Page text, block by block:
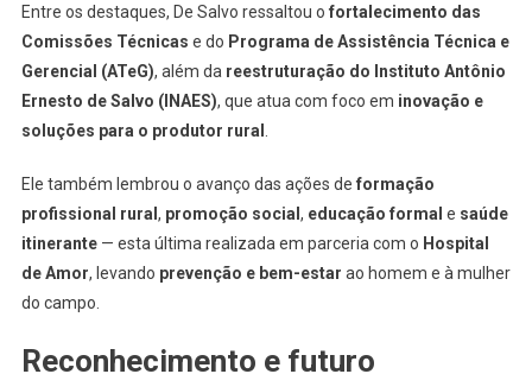
Entre os destaques, De Salvo ressaltou o fortalecimento das
Comissões Técnicas e do Programa de Assistência Técnica e
Gerencial (ATeG), além da reestruturação do Instituto Antônio
Ernesto de Salvo (INAES), que atua com foco em inovação e
soluções para o produtor rural
Ele também lembrou o avanço das ações de formação
profissional rural , promoção social , educação formal e saúde
itinerante— esta última realizada em parceria com o Hospital
de Amor, levando prevenção e bem-estar ao homem e à mulher
do campo.
Reconhecimento e futuro